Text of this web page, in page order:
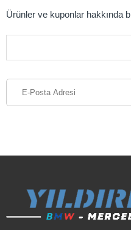
Ürünler ve kuponlar hakkında